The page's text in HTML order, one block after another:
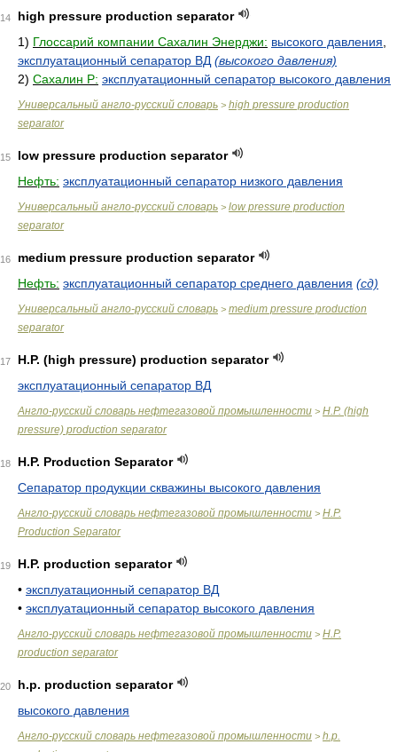
14
high pressure production separator
1) Глоссарий компании Сахалин Энерджи: высокого давления
эксплуатационный сепаратор ВД (высокого давления)
2) Сахалин Р: эксплуатационный сепаратор высокого давления
Универсальный англо-русский словарь > high pressure production
separator
15
low pressure production separator
Нефть: эксплуатационный сепаратор низкого давления
Универсальный англо-русский словарь > low pressure production
separator
16
medium pressure production separator
Нефть: эксплуатационный сепаратор среднего давления (сд)
Универсальный англо-русский словарь > medium pressure production
separator
17
H.P. (high pressure) production separator
эксплуатационный сепаратор ВД
Англо-русский словарь нефтегазовой промышленности > H.P. (high
pressure) production separator
18
H.P. Production Separator
Сепаратор продукции скважины высокого давления
Англо-русский словарь нефтегазовой промышленности > H.P.
Production Separator
19
H.P. production separator
• эксплуатационный сепаратор ВД
• эксплуатационный сепаратор высокого давления
Англо-русский словарь нефтегазовой промышленности > H.P.
production separator
20
h.p. production separator
высокого давления
Англо-русский словарь нефтегазовой промышленности > h.p.